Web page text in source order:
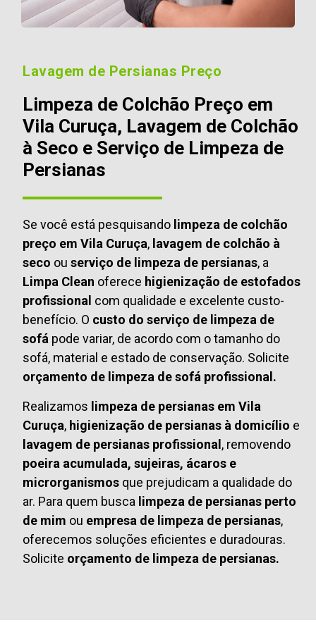
Lavagem de Persianas Preço
Limpeza de Colchão Preço em
Vila Curuça, Lavagem de Colchão
à Seco e Serviço de Limpeza de
Persianas
Se você está pesquisando limpeza de colchão
preço em Vila Curuça, lavagem de colchão à
seco ou serviço de limpeza de persianas, a
Limpa Clean oferece higienização de estofados
profissional com qualidade e excelente custo-
benefício. O custo do serviço de limpeza de
sofá pode variar, de acordo com o tamanho do
sofá, material e estado de conservação. Solicite
orçamento de limpeza de sofá profissional.
Realizamos limpeza de persianas em Vila
Curuça, higienização de persianas à domicílio e
lavagem de persianas profissional, removendo
poeira acumulada, sujeiras, ácaros e
microrganismos que prejudicam a qualidade do
ar. Para quem busca limpeza de persianas perto
de mim ou empresa de limpeza de persianas,
oferecemos soluções eficientes e duradouras.
Solicite orçamento de limpeza de persianas.